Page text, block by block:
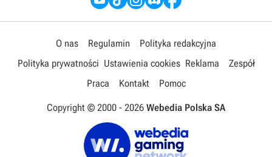
O nas Regulamin
Polityka redakcyjna
Polityka prywatności Ustawienia cookies Reklama
Zespół
Praca
Kontakt Pomoc
Copyright © 2000 - 2026 Webedia Polska SA